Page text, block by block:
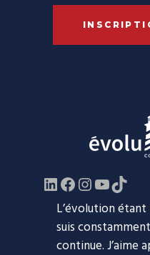
LinkedIn
Facebook
https://
YouTube
TikTok
L’évolution étant
suis
continue. J’aime